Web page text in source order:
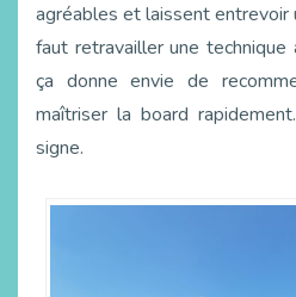
agréables et laissent entrevoir
faut retravailler une technique
ça donne envie de
maîtriser la board
signe.